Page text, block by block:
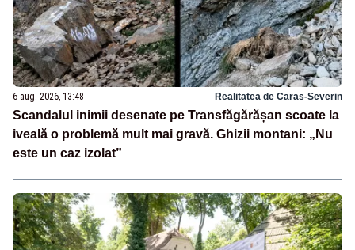
6 aug. 2026, 13:48 Realitatea de Caras-Severin
Scandalul inimii desenate pe Transfăgărășan scoate la
iveală o problemă mult mai gravă. Ghizii montani: „Nu
este un caz izolat”